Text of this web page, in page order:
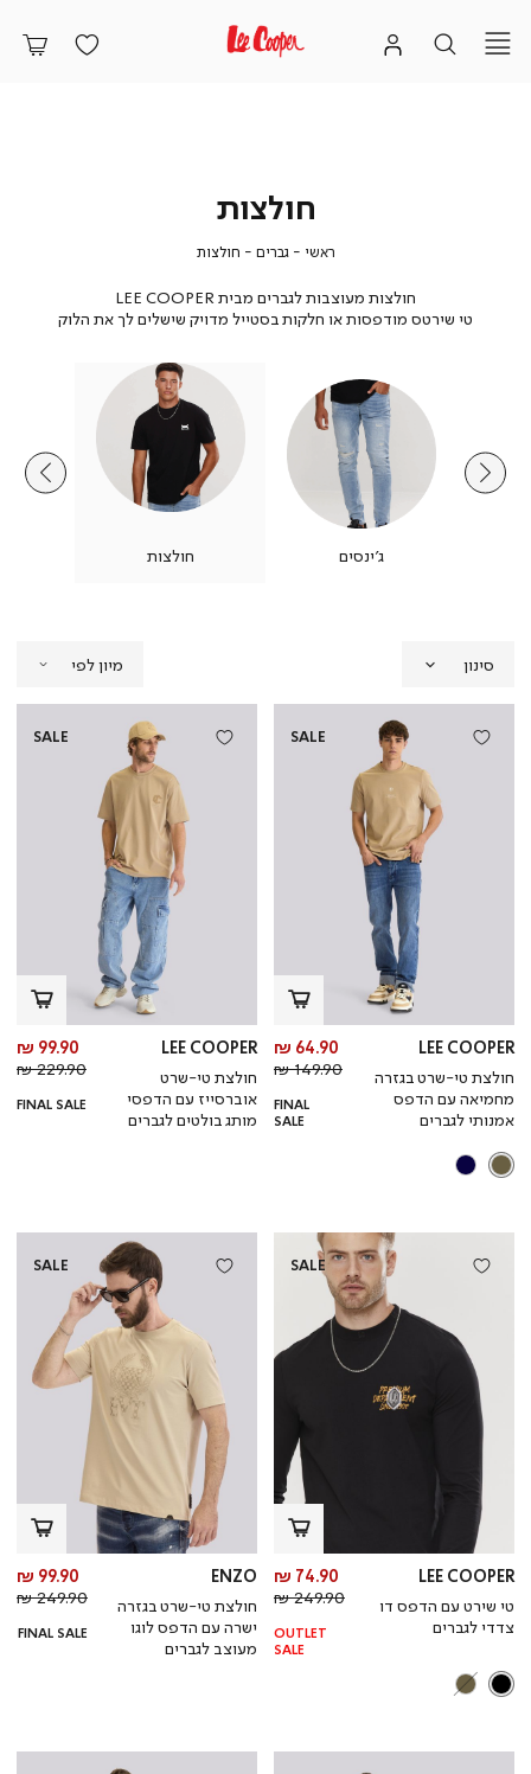
חולצות
ראשי ראשי
גברים גברים
חולצותחולצות
חולצות מעוצבות לגברים מבית LEE COOPER
טי שירטס מודפסות או חלקות בסטייל מדויק שישלים לך את הלוק
ג'ינסים חולצות
סינון
SALE
LEE COOPER
חולצת טי-שרט בגזרה
מחמיאה עם הדפס
אמנותי לגברים
מחיר
מוצר
64.90 ₪
מחיר
רגיל
149.90 ₪
FINAL
SALE
SALE
LEE COOPER
חולצת טי-שרט
אוברסייז עם הדפסי
מותג בולטים לגברים
99.90 ₪
229.90 ₪
FINAL SALE
SALE
LEE COOPER
טי שירט עם הדפס דו
צדדי לגברים
מחיר
מוצר
74.90 ₪
מחיר
רגיל
249.90 ₪
OUTLET
SALE
SALE
ENZO
חולצת טי-שרט בגזרה
ישרה עם הדפס לוגו
מעוצב לגברים
99.90 ₪
249.90 ₪
FINAL SALE